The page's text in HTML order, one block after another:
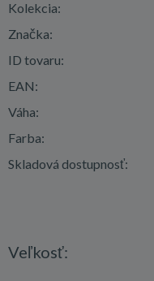
Kolekcia:
Značka:
ID tovaru:
EAN:
Váha:
Farba:
Skladová dostupnosť:
Veľkosť: